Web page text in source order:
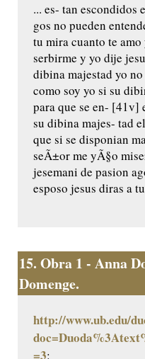
... es- tan escondidos
gos no pueden
tu mira cuanto te
serbirme y yo dije
dibina majestad yo
como soy yo si su
para que se en- [41v]
su dibina majes- tad
que si se disponian
seÃ±or me yÃ§o
jesemani de pasion
esposo jesus diras a
15. Obra 1 - Anna
Domenge.
http://www.ub.edu/
=3: